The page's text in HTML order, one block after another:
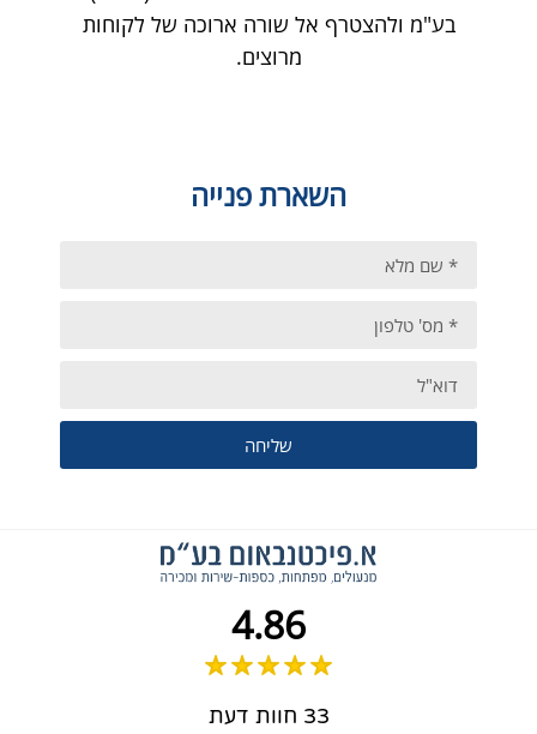
בע"מ ולהצטרף אל שורה ארוכה של לקוחות
מרוצים.
השארת פנייה
שליחה
4.86
33 חוות דעת